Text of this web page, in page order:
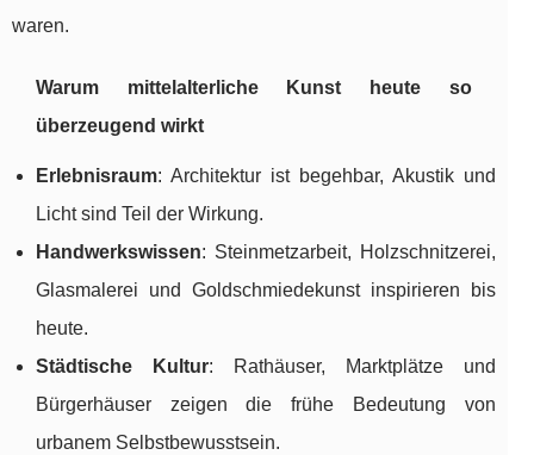
waren.
Warum mittelalterliche Kunst heute so
überzeugend wirkt
Erlebnisraum: Architektur ist begehbar, Akustik und
Licht sind Teil der Wirkung.
Handwerkswissen: Steinmetzarbeit, Holzschnitzerei,
Glasmalerei und Goldschmiedekunst inspirieren bis
heute.
Städtische Kultur: Rathäuser, Marktplätze und
Bürgerhäuser zeigen die frühe Bedeutung von
urbanem Selbstbewusstsein.